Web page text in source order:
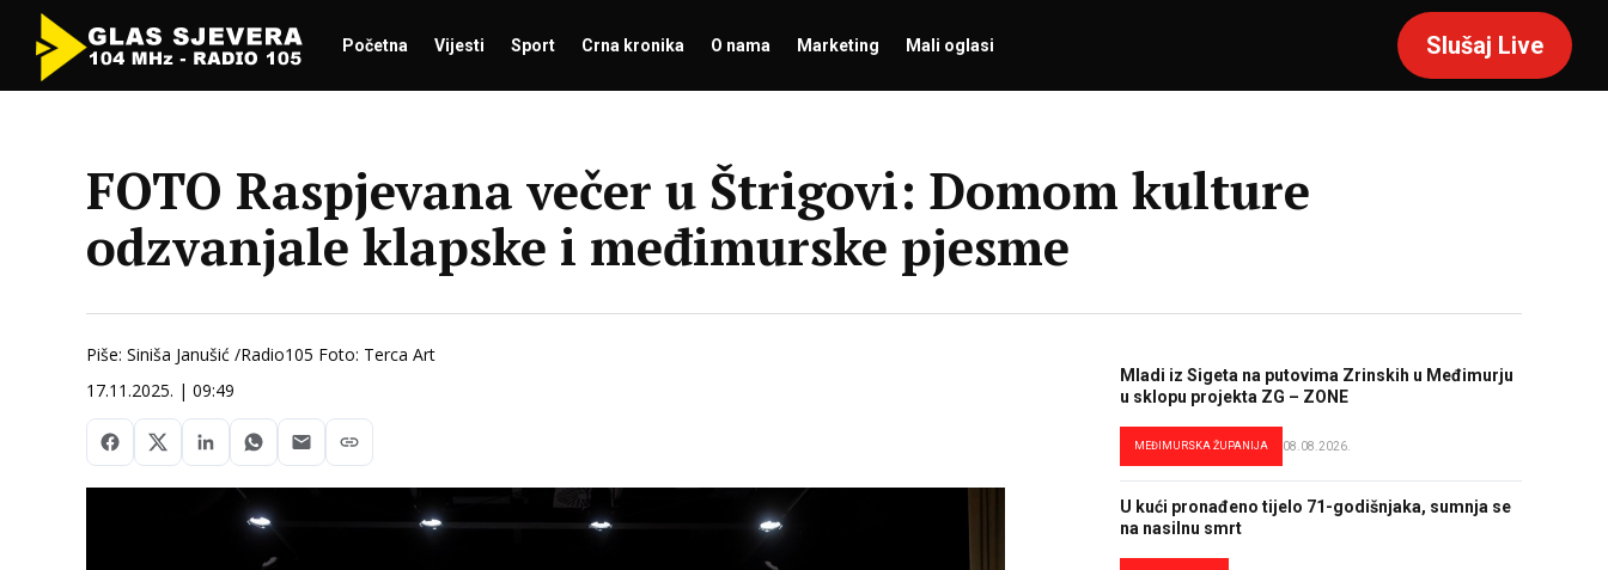
Početna Vijesti Sport Crna kronika O nama Marketing Mali oglasi Slušaj Live
FOTO Raspjevana večer u Štrigovi: Domom kulture
odzvanjale klapske i međimurske pjesme
Piše: Siniša Janušić /Radio105 Foto: Terca Art
17.11.2025. | 09:49
Mladi iz Sigeta na putovima Zrinskih u Međimurju
u sklopu projekta ZG – ZONE
MEĐIMURSKA ŽUPANIJA 08.08.2026.
U kući pronađeno tijelo 71-godišnjaka, sumnja se
na nasilnu smrt